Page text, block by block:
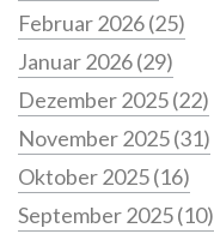
Februar 2026(25)
Januar 2026(29)
Dezember 2025(22)
November 2025(31)
Oktober 2025(16)
September 2025(10)